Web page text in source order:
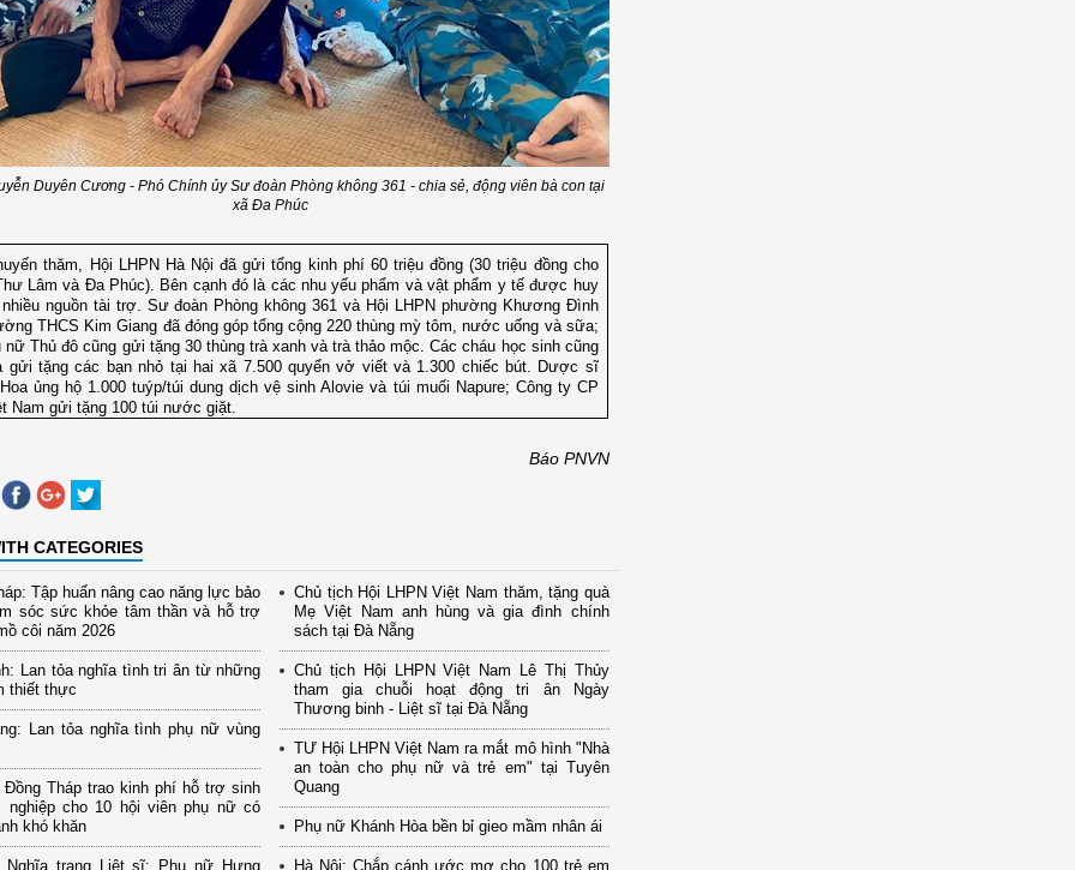
Duyên Cương - Phó Chính ủy Sư đoàn Phòng không 361 - chia sẻ, động viên bà con tại
xã Đa Phúc
thăm, Hội LHPN Hà Nội đã gửi tổng kinh phí 60 triệu đồng (30 triệu đồng cho
Lâm và Đa Phúc). Bên cạnh đó là các nhu yếu phẩm và vật phẩm y tế được huy
nguồn tài trợ. Sư đoàn Phòng không 361 và Hội LHPN phường Khương Đình
THCS Kim Giang đã đóng góp tổng cộng 220 thùng mỳ tôm, nước uống và sữa;
nữ Thủ đô cũng gửi tặng 30 thùng trà xanh và trà thảo mộc. Các cháu học sinh cũng
gửi tặng các bạn nhỏ tại hai xã 7.500 quyển vở viết và 1.300 chiếc bút. Dược sĩ
ủng hộ 1.000 tuýp/túi dung dịch vệ sinh Alovie và túi muối Napure; Công ty CP
Nam gửi tặng 100 túi nước giặt.
Báo PNVN
CATEGORIES
Tập huấn nâng cao năng lực bảo
sóc sức khỏe tâm thần và hỗ trợ
côi năm 2026
Lan tỏa nghĩa tình tri ân từ những
thiết thực
Lan tỏa nghĩa tình phụ nữ vùng
Tháp trao kinh phí hỗ trợ sinh
nghiệp cho 10 hội viên phụ nữ có
khó khăn
Nghĩa trang Liệt sĩ: Phụ nữ Hưng
Chủ tịch Hội LHPN Việt Nam thăm, tặng quà
Mẹ Việt Nam anh hùng và gia đình chính
sách tại Đà Nẵng
Chủ tịch Hội LHPN Việt Nam Lê Thị Thủy
tham gia chuỗi hoạt động tri ân Ngày
Thương binh - Liệt sĩ tại Đà Nẵng
TƯ Hội LHPN Việt Nam ra mắt mô hình "Nhà
an toàn cho phụ nữ và trẻ em" tại Tuyên
Quang
Phụ nữ Khánh Hòa bền bỉ gieo mầm nhân ái
Hà Nội: Chắp cánh ước mơ cho 100 trẻ em